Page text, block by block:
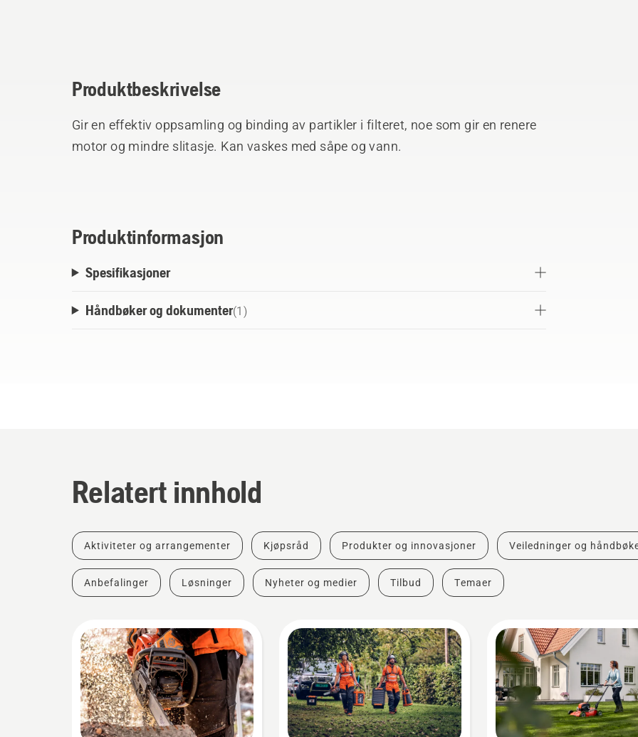
Produktbeskrivelse
Gir en effektiv oppsamling og binding av partikler i filteret, noe som gir en renere
motor og mindre slitasje. Kan vaskes med såpe og vann.
Produktinformasjon
Spesifikasjoner
Håndbøker og dokumenter(1 )
Relatert innhold
Aktiviteter og arrangementer Kjøpsråd Produkter og innovasjoner Veiledninger og
Anbefalinger Løsninger Nyheter og medier Tilbud Temaer